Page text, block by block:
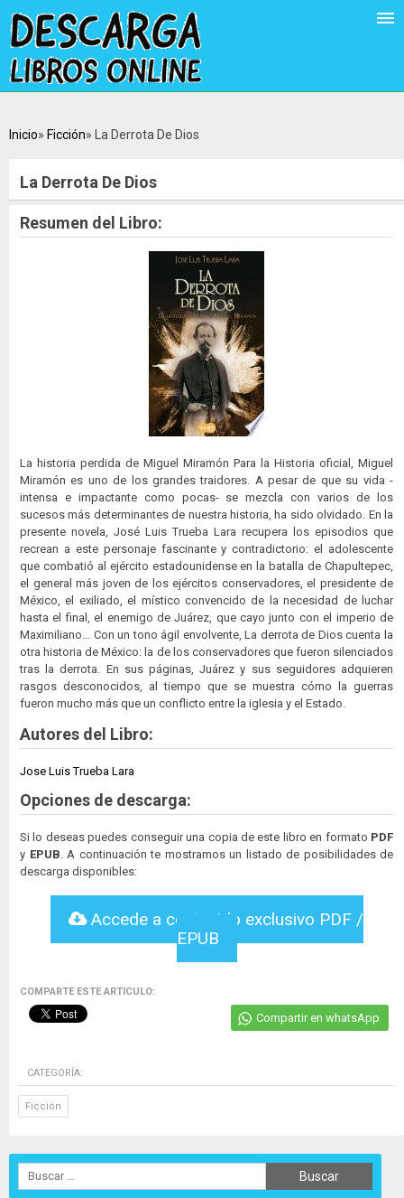
Inicio Ficción La Derrota De Dios
La Derrota De Dios
Resumen del Libro:
La historia perdida de Miguel Miramón Para la Historia oficial, Miguel
Miramón es uno de los grandes traidores. A pesar de que su vida -
intensa e impactante como pocas- se mezcla con varios de los
sucesos más determinantes de nuestra historia, ha sido olvidado. En la
presente novela, José Luis Trueba Lara recupera los episodios que
recrean a este personaje fascinante y contradictorio: el adolescente
que combatió al ejército estadounidense en la batalla de Chapultepec,
el general más joven de los ejércitos conservadores, el presidente de
México, el exiliado, el místico convencido de la necesidad de luchar
hasta el final, el enemigo de Juárez, que cayo junto con el imperio de
Maximiliano… Con un tono ágil envolvente, La derrota de Dios cuenta la
otra historia de México: la de los conservadores que fueron silenciados
tras la derrota. En sus páginas, Juárez y sus seguidores adquieren
rasgos desconocidos, al tiempo que se muestra cómo la guerras
fueron mucho más que un conflicto entre la iglesia y el Estado.
Autores del Libro:
Jose Luis Trueba Lara
Opciones de descarga:
Si lo deseas puedes conseguir una copia de este libro en formato PDF
y EPUB . A continuación te mostramos un listado de posibilidades de
descarga disponibles:
Accede a contenido exclusivo PDF /
EPUB
COMPARTE ESTE ARTICULO:
Compartir en whatsApp
CATEGORÍA:
Ficción